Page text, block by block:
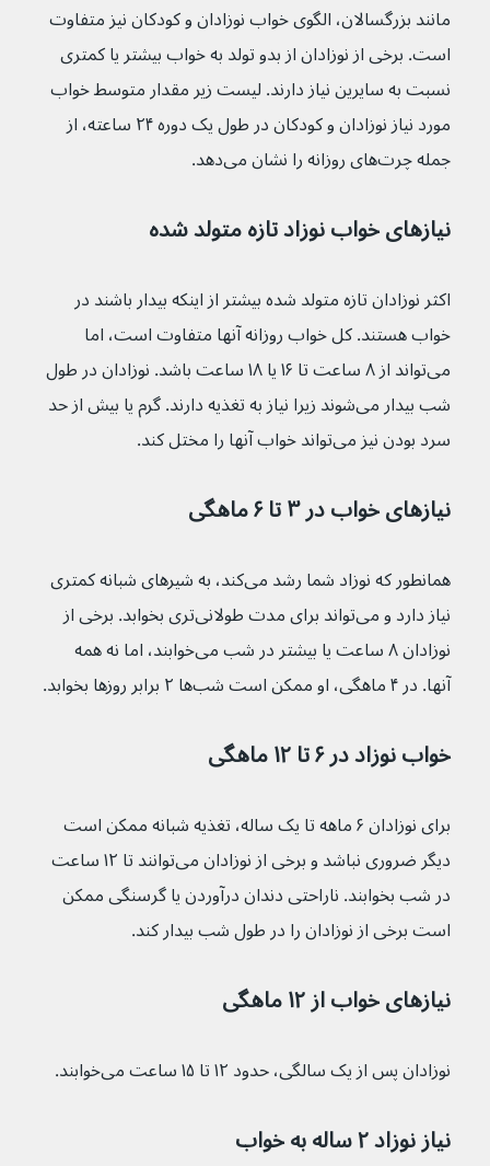
مانند بزرگسالان، الگوی خواب نوزادان و کودکان نیز متفاوت
است. برخی از نوزادان از بدو تولد به خواب بیشتر یا کمتری
نسبت به سایرین نیاز دارند. لیست زیر مقدار متوسط خواب
مورد نیاز نوزادان و کودکان در طول یک دوره ۲۴ ساعته، از
جمله چرت‌های روزانه را نشان می‌دهد.
نیازهای خواب نوزاد تازه متولد شده
اکثر نوزادان تازه متولد شده بیشتر از اینکه بیدار باشند در
خواب هستند. کل خواب روزانه آنها متفاوت است، اما
می‌تواند از ۸ ساعت تا ۱۶ یا ۱۸ ساعت باشد. نوزادان در طول
شب بیدار می‌شوند زیرا نیاز به تغذیه دارند. گرم یا بیش از حد
سرد بودن نیز می‌تواند خواب آنها را مختل کند.
نیازهای خواب در ۳ تا ۶ ماهگی
همانطور که نوزاد شما رشد می‌کند، به شیرهای شبانه کمتری
نیاز دارد و می‌تواند برای مدت طولانی‌تری بخوابد. برخی از
نوزادان ۸ ساعت یا بیشتر در شب می‌خوابند، اما نه همه
آنها. در ۴ ماهگی، او ممکن است شب‌ها ۲ برابر روزها بخوابد.
خواب نوزاد در ۶ تا ۱۲ ماهگی
برای نوزادان ۶ ماهه تا یک ساله، تغذیه شبانه ممکن است
دیگر ضروری نباشد و برخی از نوزادان می‌توانند تا ۱۲ ساعت
در شب بخوابند. ناراحتی دندان درآوردن یا گرسنگی ممکن
است برخی از نوزادان را در طول شب بیدار کند.
نیازهای خواب از ۱۲ ماهگی
نوزادان پس از یک سالگی، حدود ۱۲ تا ۱۵ ساعت می‌خوابند.
نیاز نوزاد ۲ ساله به خواب